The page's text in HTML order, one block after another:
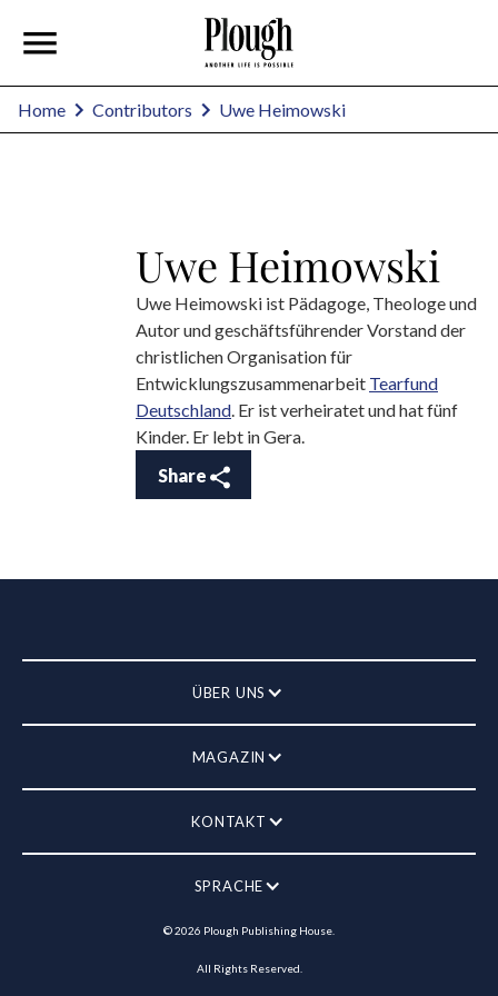
Home Contributors Uwe Heimowski
Uwe Heimowski
Uwe Heimowski ist Pädagoge, Theologe und
Autor und geschäftsführender Vorstand der
christlichen Organisation für
Entwicklungszusammenarbeit Tearfund
Deutschland. Er ist verheiratet und hat fünf
Kinder. Er lebt in Gera.
Share
ÜBER UNS
MAGAZIN
KONTAKT
SPRACHE
©2026 Plough Publishing House.
All Rights Reserved.